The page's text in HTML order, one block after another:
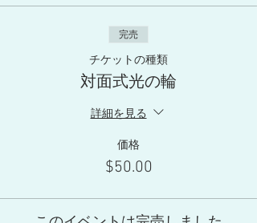
完売
チケットの種類
対面式光の輪
詳細を見る
価格
$50.00